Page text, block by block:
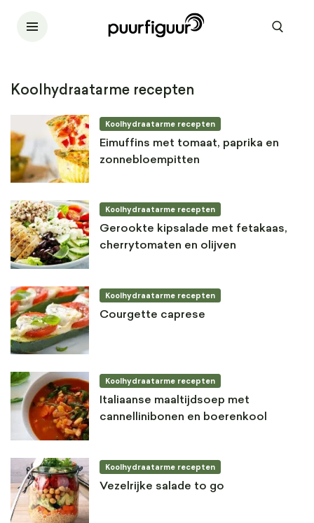
Koolhydraatarme recepten
Koolhydraatarme recepten
Eimuffins met tomaat, paprika en
zonnebloempitten
Koolhydraatarme recepten
Gerookte kipsalade met fetakaas,
cherrytomaten en olijven
Koolhydraatarme recepten
Courgette caprese
Koolhydraatarme recepten
Italiaanse maaltijdsoep met
cannellinibonen en boerenkool
Koolhydraatarme recepten
Vezelrijke salade to go